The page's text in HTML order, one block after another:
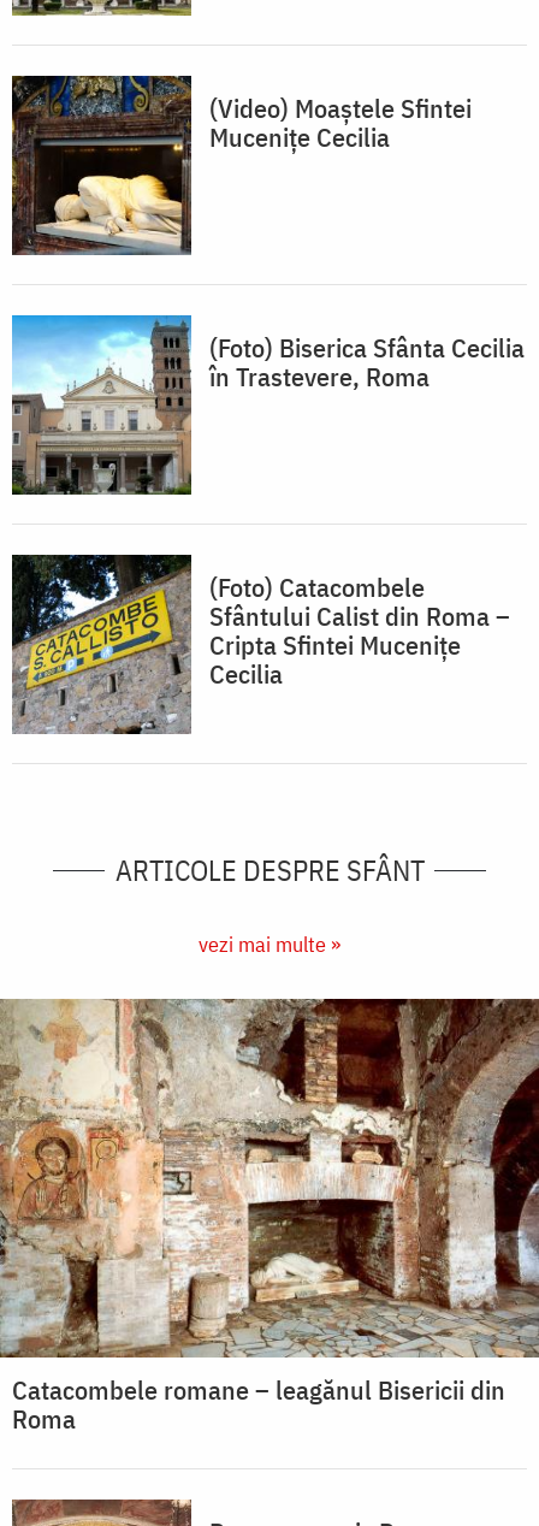
(Video) Moaștele Sfintei
Mucenițe Cecilia
(Foto) Biserica Sfânta Cecilia
în Trastevere, Roma
(Foto) Catacombele
Sfântului Calist din Roma –
Cripta Sfintei Muceniţe
Cecilia
ARTICOLE DESPRE SFÂNT
vezi mai multe »
Catacombele romane – leagănul Bisericii din
Roma